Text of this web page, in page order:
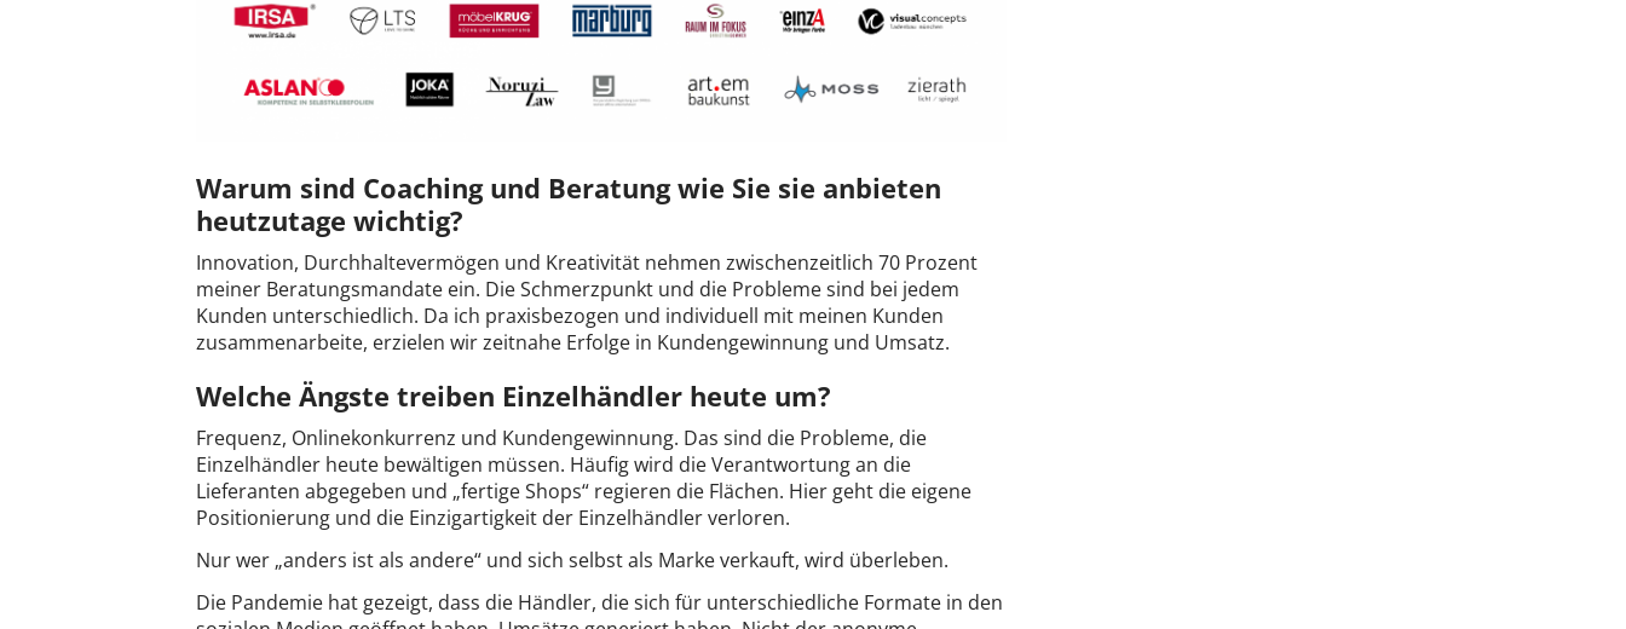
Warum sind Coaching und Beratung wie Sie sie anbieten
heutzutage wichtig?
Innovation, Durchhaltevermögen und Kreativität nehmen zwischenzeitlich 70 Prozent
meiner Beratungsmandate ein. Die Schmerzpunkt und die Probleme sind bei jedem
Kunden unterschiedlich. Da ich praxisbezogen und individuell mit meinen Kunden
zusammenarbeite, erzielen wir zeitnahe Erfolge in Kundengewinnung und Umsatz.
Welche Ängste treiben Einzelhändler heute um?
Frequenz, Onlinekonkurrenz und Kundengewinnung. Das sind die Probleme, die
Einzelhändler heute bewältigen müssen. Häufig wird die Verantwortung an die
Lieferanten abgegeben und „fertige Shops“ regieren die Flächen. Hier geht die eigene
Positionierung und die Einzigartigkeit der Einzelhändler verloren.
Nur wer „anders ist als andere“ und sich selbst als Marke verkauft, wird überleben.
Die Pandemie hat gezeigt, dass die Händler, die sich für unterschiedliche Formate in den